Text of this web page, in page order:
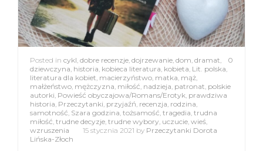
0
Posted in cykl, dobre recenzje, dojrzewanie, dom, dramat,
dziewczyna, historia, kobieca literatura, kobieta, Lit. polska,
literatura dla kobiet, macierzyństwo, matka, mąż,
małżeństwo, mężczyzna, miłość, nadzieja, patronat, polskie
autorki, Powieść obyczajowa/Romans/Erotyk, prawdziwa
historia, Przeczytanki, przyjaźń, recenzja, rodzina,
samotność, Szara godzina, tożsamość, tragedia, trudna
miłość, trudne decyzje, trudne wybory, uczucie, wieś,
wzruszenia
15 stycznia 2021 by Przeczytanki Dorota
Lińska-Złoch